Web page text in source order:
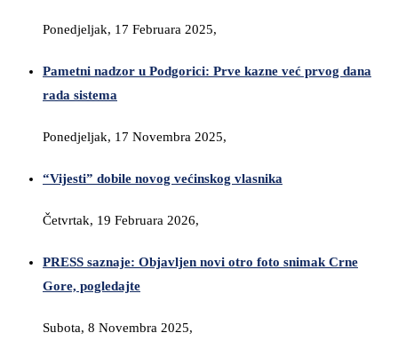
Ponedjeljak, 17 Februara 2025,
Pametni nadzor u Podgorici: Prve kazne već prvog dana
rada sistema
Ponedjeljak, 17 Novembra 2025,
“Vijesti” dobile novog većinskog vlasnika
Četvrtak, 19 Februara 2026,
PRESS saznaje: Objavljen novi otro foto snimak Crne
Gore, pogledajte
Subota, 8 Novembra 2025,